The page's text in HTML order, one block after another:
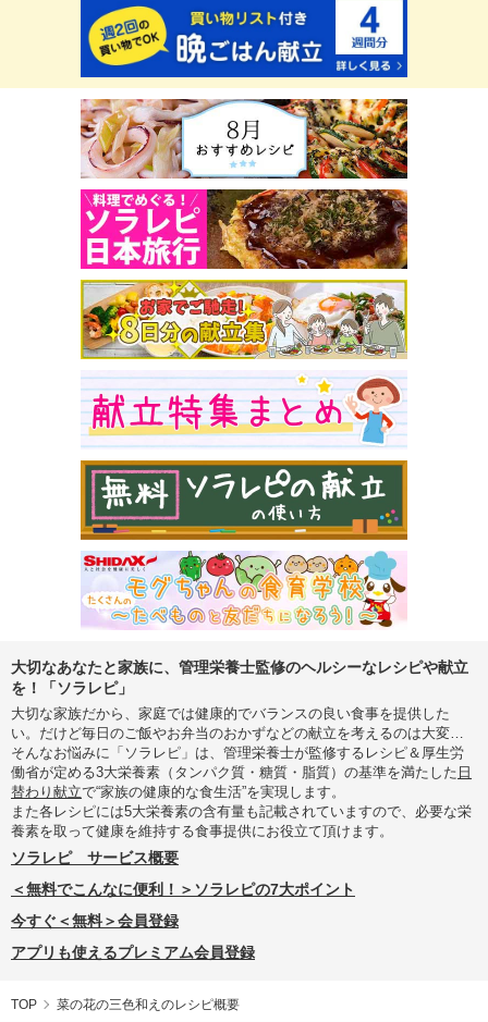
大切なあなたと家族に、管理栄養士監修のヘルシーなレシピや献立
を！「ソラレピ」
大切な家族だから、家庭では健康的でバランスの良い食事を提供した
い。だけど毎日のご飯やお弁当のおかずなどの献立を考えるのは大変…
そんなお悩みに「ソラレピ」は、管理栄養士が監修するレシピ＆厚生労
働省が定める3大栄養素（タンパク質・糖質・脂質）の基準を満たした 日
替わり献立で“家族の健康的な食生活”を実現します。
また各レシピには5大栄養素の含有量も記載されていますので、必要な栄
養素を取って健康を維持する食事提供にお役立て頂けます。
ソラレピ サービス概要
＜無料でこんなに便利！＞ソラレピの7大ポイント
今すぐ＜無料＞会員登録
アプリも使えるプレミアム会員登録
TOP 菜の花の三色和えのレシピ概要